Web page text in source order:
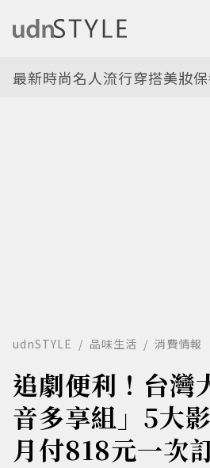
最新時尚名人流行穿搭美妝
udnSTYLE 品味生活 消費情報
追劇便利！台灣
音多享組」5大
月付818元一次